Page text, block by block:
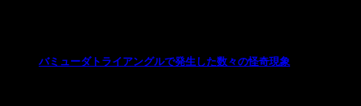
バミューダトライアングルで発生した数々の怪奇現象